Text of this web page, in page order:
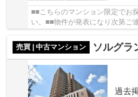
■■こちらのマンション限定でお
い。■■物件が発表になり次第ご
売買 | 中古マンション ソルグラ
過去